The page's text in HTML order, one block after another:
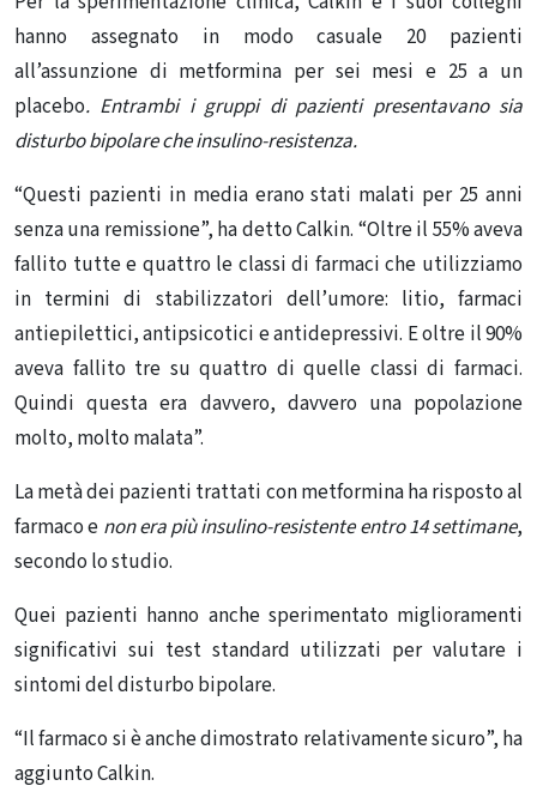
hanno assegnato in modo casuale 20 pazienti
all’assunzione di metformina per sei mesi e 25 a un
placebo. Entrambi i gruppi di pazienti presentavano sia
disturbo bipolare che insulino-resistenza.
“Questi pazienti in media erano stati malati per 25 anni
senza una remissione”, ha detto Calkin. “Oltre il 55% aveva
fallito tutte e quattro le classi di farmaci che utilizziamo
in termini di stabilizzatori dell’umore: litio, farmaci
antiepilettici, antipsicotici e antidepressivi. E oltre il 90%
aveva fallito tre su quattro di quelle classi di farmaci.
Quindi questa era davvero, davvero una popolazione
molto, molto malata”.
La metà dei pazienti trattati con metformina ha risposto al
farmaco e non era più insulino-resistente entro 14 settimane,
secondo lo studio.
Quei pazienti hanno anche sperimentato miglioramenti
significativi sui test standard utilizzati per valutare i
sintomi del disturbo bipolare.
“Il farmaco si è anche dimostrato relativamente sicuro”, ha
aggiunto Calkin.